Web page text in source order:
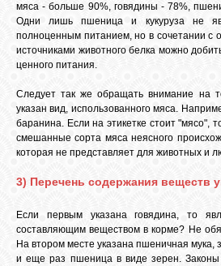
мяса - больше 90%, говядины - 78%,
Одни лишь пшеница и кукуруза не
полноценным питанием, но в сочетании с
источниками животного белка можно
ценного питания.
Следует так же обращать внимание на
указан вид, использованного мяса.
баранина. Если на этикетке стоит "мясо",
смешанные сорта мяса неясного
которая не представляет для животных и
3) Перечень содержания веществ
Если первым указана говядина, то
составляющим веществом в корме? Не
На втором месте указана пшеничная
и еще раз пшеница в виде зерен. Законы